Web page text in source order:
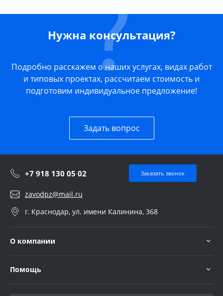
Нужна консультация?
Подробно расскажем о наших услугах, видах работ
и типовых проектах, рассчитаем стоимость и
подготовим индивидуальное предложение!
Задать вопрос
+7 918 130 05 02 Заказать звонок
zavodpz@mail.ru
г. Краснодар, ул. имени Калинина, 368
О компании
Помощь